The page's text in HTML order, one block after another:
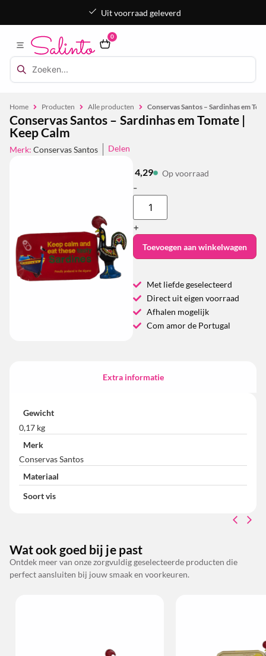
Uit voorraad geleverd
0
Home Producten Alle producten Conservas Santos – Sardinhas em
Conservas Santos – Sardinhas em Tomate |
Keep Calm
Merk: Conservas Santos Delen
4,29 Op voorraad
-
+
Toevoegen aan winkelwagen
Met liefde geselecteerd
Direct uit eigen voorraad
Afhalen mogelijk
Com amor de Portugal
Extra informatie
Gewicht
0,17 kg
Merk
Conservas Santos
Materiaal
Soort vis
Wat ook goed bij je past
Ontdek meer van onze zorgvuldig geselecteerde producten die
perfect aansluiten bij jouw smaak en voorkeuren.